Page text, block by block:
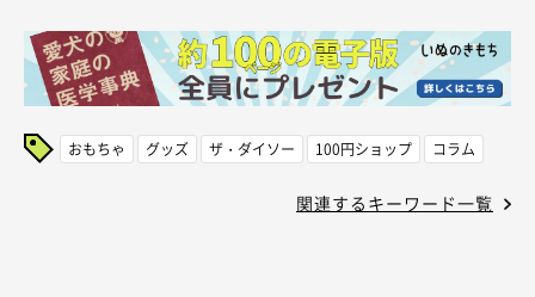
おもちゃ グッズ ザ・ダイソー 100円ショップ コラム
関連するキーワード一覧